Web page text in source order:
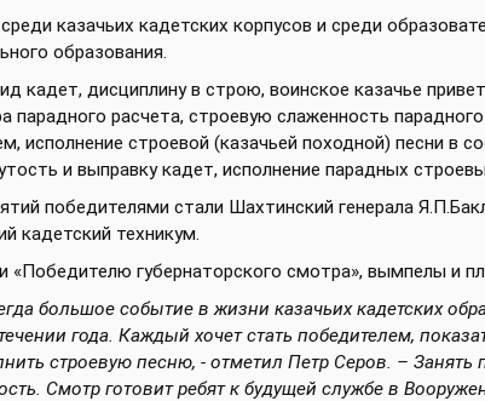
казачьих кадетских корпусов и среди
образования.
кадет, дисциплину в строю, воинское казачье
парадного расчета, строевую слаженность
строевой (казачьей походной) песни в
и выправку кадет, исполнение парадных
победителями стали Шахтинский генерала
кадетский техникум.
губернаторского смотра», вымпелы и
большое событие в жизни казачьих кадетских
года. Каждый хочет стать победителем,
строевую песню, - отметил Петр Серов. – Занять
Смотр готовит ребят к будущей службе в